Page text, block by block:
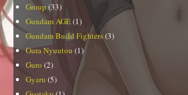
Group (33)
Gundam AGE(1)
Gundam Build Fighters(3)
Gura Nyuutou (1)
Guro (2)
Gyaru (5)